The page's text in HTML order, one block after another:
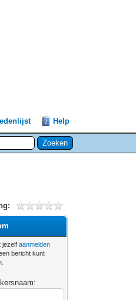
Help
jezelfaanmelden
bericht kunt